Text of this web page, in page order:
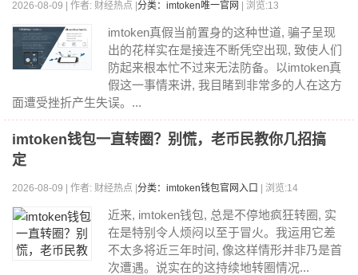
2026-08-09 | 作者: 财经热点 | 分类：imtoken唯一官网 | 浏览:13
imtoken真假当前置身的这种世道, 骗子呈现
出的花样实在是接连不断凭空出现, 致使人们
防起来根本忙不过来无法防备。以imtoken真
假这一事情来讲, 我目睹到非常多的人在这方
面遭受挫折产生失误。...
imtoken钱包一直转圈？别慌，老币民教你几招搞
定
2026-08-09 | 作者: 财经热点 | 分类：imtoken钱包官网入口 | 浏览:14
近来, imtoken钱包, 总是不停地疯狂转圈, 实
在是特别令人烦闷以至于冒火。我运用它差
不太多将近三年时间, 像这样情形并非乃是首
次遭遇。说实在的这持续地转圈情况...